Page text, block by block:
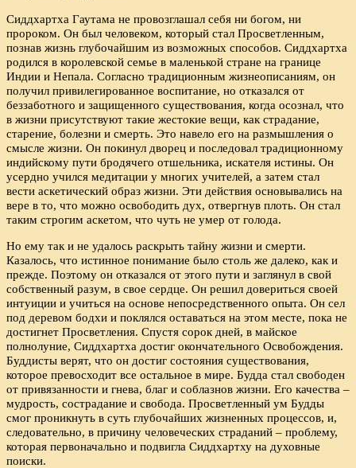
Сиддхартха Гаутама не провозглашал себя ни богом, ни
пророком. Он был человеком, который стал Просветленным,
познав жизнь глубочайшим из возможных способов. Сиддхартха
родился в королевской семье в маленькой стране на границе
Индии и Непала. Согласно традиционным жизнеописаниям, он
получил привилегированное воспитание, но отказался от
беззаботного и защищенного существования, когда осознал, что
в жизни присутствуют такие жестокие вещи, как страдание,
старение, болезни и смерть. Это навело его на размышления о
смысле жизни. Он покинул дворец и последовал традиционному
индийскому пути бродячего отшельника, искателя истины. Он
усердно учился медитации у многих учителей, а затем стал
вести аскетический образ жизни. Эти действия основывались на
вере в то, что можно освободить дух, отвергнув плоть. Он стал
таким строгим аскетом, что чуть не умер от голода.
Но ему так и не удалось раскрыть тайну жизни и смерти.
Казалось, что истинное понимание было столь же далеко, как и
прежде. Поэтому он отказался от этого пути и заглянул в свой
собственный разум, в свое сердце. Он решил довериться своей
интуиции и учиться на основе непосредственного опыта. Он сел
под деревом бодхи и поклялся оставаться на этом месте, пока не
достигнет Просветления. Спустя сорок дней, в майское
полнолуние, Сиддхартха достиг окончательного Освобождения.
Буддисты верят, что он достиг состояния существования,
которое превосходит все остальное в мире. Будда стал свободен
от привязанности и гнева, благ и соблазнов жизни. Его качества –
мудрость, сострадание и свобода. Просветленный ум Будды
смог проникнуть в суть глубочайших жизненных процессов, и,
следовательно, в причину человеческих страданий – проблему,
которая первоначально и подвигла Сиддхартху на духовные
поиски.